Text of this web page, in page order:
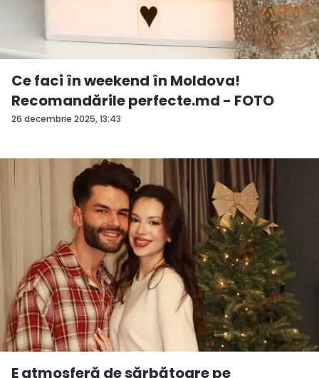
26 decembrie 2025, 13:43
Ce faci în weekend în Moldova!
Recomandările perfecte.md - FOTO
E atmosferă de sărbătoare pe